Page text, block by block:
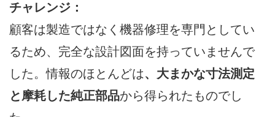
チャレンジ：
顧客は製造ではなく機器修理を専門としてい
るため、完全な設計図面を持っていませんで
した。情報のほとんどは、大まかな寸法測定
と摩耗した純正部品から得られたものでし